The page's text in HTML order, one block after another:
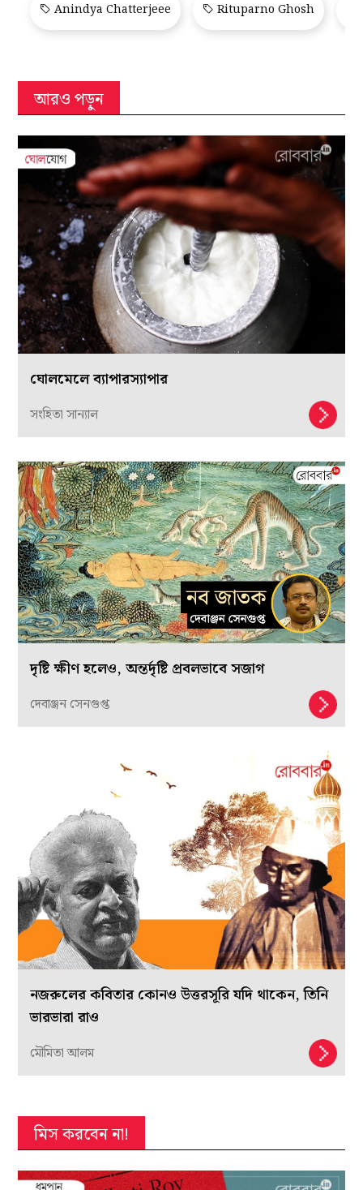
Anindya Chatterjeee Rituparno Ghosh
আরও পড়ুন
ঘোলমেলে ব্যাপারস্যাপার
সংহিতা সান্যাল
দৃষ্টি ক্ষীণ হলেও, অন্তর্দৃষ্টি প্রবলভাবে সজাগ
দেবাঞ্জন সেনগুপ্ত
নজরুলের কবিতার কোনও উত্তরসূরি যদি থাকেন, তিনি
ভারভারা রাও
মৌমিতা আলম
মিস করবেন না!